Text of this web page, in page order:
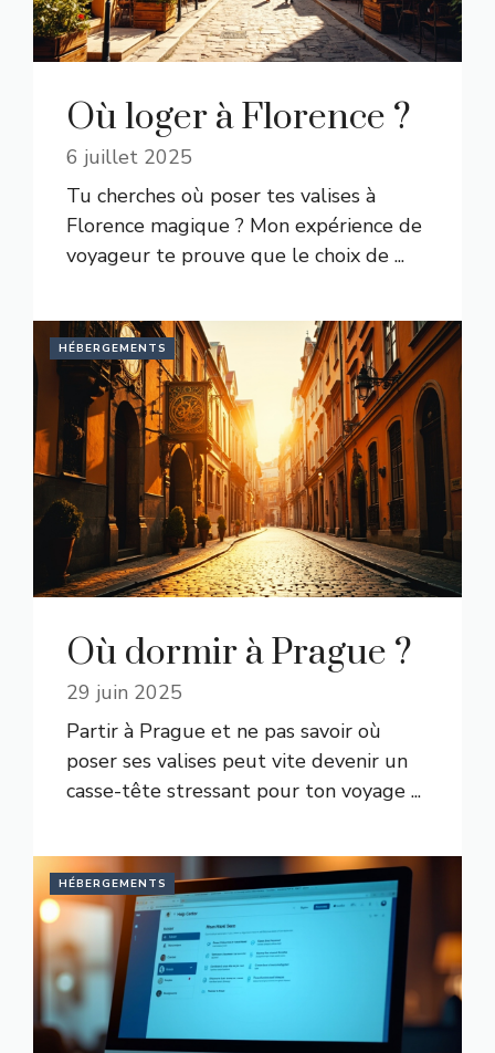
Où loger à Florence ?
6 juillet 2025
Tu cherches où poser tes valises à
Florence magique ? Mon expérience de
voyageur te prouve que le choix de ...
HÉBERGEMENTS
Où dormir à Prague ?
29 juin 2025
Partir à Prague et ne pas savoir où
poser ses valises peut vite devenir un
casse-tête stressant pour ton voyage ...
HÉBERGEMENTS